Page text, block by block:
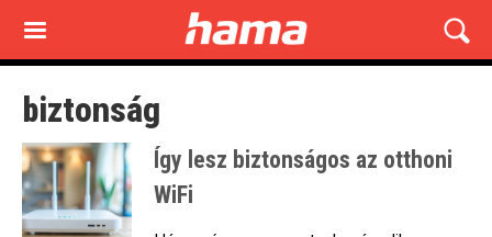
main
content
biztonság
Így lesz biztonságos az otthoni
WiFi